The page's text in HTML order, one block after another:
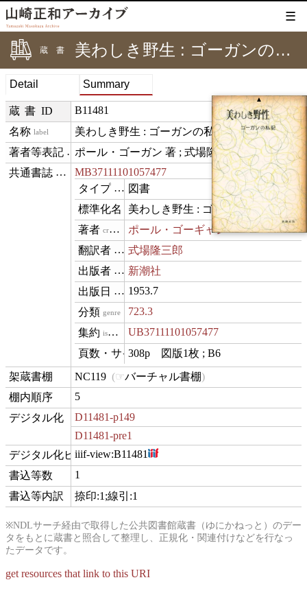
☰
蔵書 美わしき野生 : ゴーガンの私記
Detail Summary
▲
蔵書ID B11481
label 美わしき野生 : ゴーガンの私記
creditText
ポール・ゴーガン 著 ; 式場隆三郎 訳
exemplarOfMB37111101057477 ⊟
type 図書
name
美わしき野生 : ゴーガンの私記
creator ポール・ゴーギャン
translator式場隆三郎
publisher新潮社
datePublished
1953.7
genre 723.3
isVariantOf UB37111101057477
materialExtent
308p　図版1枚 ; B6
contentLocation
NC119 バーチャル書棚
position
5
digitization
D11481-p149
D11481-pre1
hasView
iiif-view:B11481
1
comment
捺印:1;線引:1
※NDLサーチ経由で取得した公共図書館蔵書（ゆにかねっと）のデー
タをもとに蔵書と照合して整理し、正規化・関連付けなどを行なっ
たデータです。
get resources that link to this URI